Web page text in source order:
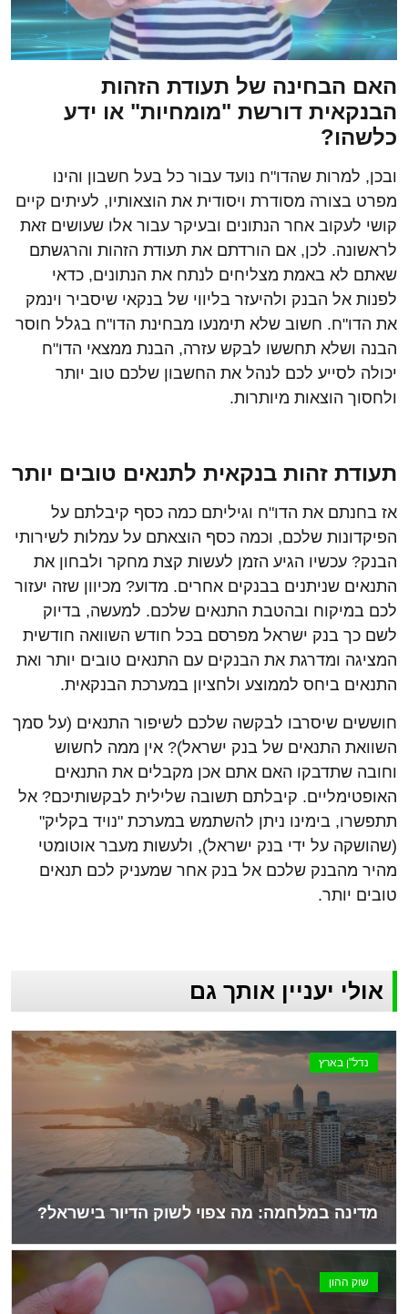
האם הבחינה של תעודת הזהות
הבנקאית דורשת "מומחיות" או ידע
כלשהו?
ובכן, למרות שהדו"ח נועד עבור כל בעל חשבון והינו
מפרט בצורה מסודרת ויסודית את הוצאותיו, לעיתים קיים
קושי לעקוב אחר הנתונים ובעיקר עבור אלו שעושים זאת
לראשונה. לכן, אם הורדתם את תעודת הזהות והרגשתם
שאתם לא באמת מצליחים לנתח את הנתונים, כדאי
לפנות אל הבנק ולהיעזר בליווי של בנקאי שיסביר וינמק
את הדו"ח. חשוב שלא תימנעו מבחינת הדו"ח בגלל חוסר
הבנה ושלא תחששו לבקש עזרה, הבנת ממצאי הדו"ח
יכולה לסייע לכם לנהל את החשבון שלכם טוב יותר
ולחסוך הוצאות מיותרות.
תעודת זהות בנקאית לתנאים טובים יותר
אז בחנתם את הדו"ח וגיליתם כמה כסף קיבלתם על
הפיקדונות שלכם, וכמה כסף הוצאתם על עמלות לשירותי
הבנק? עכשיו הגיע הזמן לעשות קצת מחקר ולבחון את
התנאים שניתנים בבנקים אחרים. מדוע? מכיוון שזה יעזור
לכם במיקוח ובהטבת התנאים שלכם. למעשה, בדיוק
לשם כך בנק ישראל מפרסם בכל חודש השוואה חודשית
המציגה ומדרגת את הבנקים עם התנאים טובים יותר ואת
התנאים ביחס לממוצע ולחציון במערכת הבנקאית.
חוששים שיסרבו לבקשה שלכם לשיפור התנאים (על סמך
השוואת התנאים של בנק ישראל)? אין ממה לחשוש
וחובה שתדבקו האם אתם אכן מקבלים את התנאים
האופטימליים. קיבלתם תשובה שלילית לבקשותיכם? אל
תתפשרו, בימינו ניתן להשתמש במערכת "נויד בקליק"
(שהושקה על ידי בנק ישראל), ולעשות מעבר אוטומטי
מהיר מהבנק שלכם אל בנק אחר שמעניק לכם תנאים
טובים יותר.
אולי יעניין אותך גם
נדל"ן בארץ
מדינה במלחמה: מה צפוי לשוק הדיור בישראל?
שוק ההון